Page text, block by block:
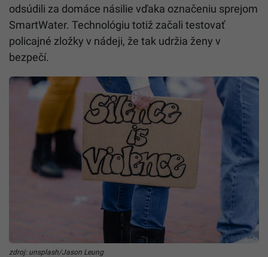
odsúdili za domáce násilie vďaka označeniu sprejom
SmartWater. Technológiu totiž začali testovať
policajné zložky v nádeji, že tak udržia ženy v
bezpečí.
zdroj: unsplash/Jason Leung